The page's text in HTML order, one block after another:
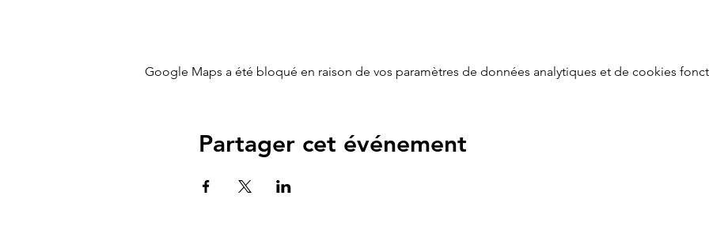
Google Maps a été bloqué en raison de vos paramètres de données analytiques et de cookies
Partager cet événement